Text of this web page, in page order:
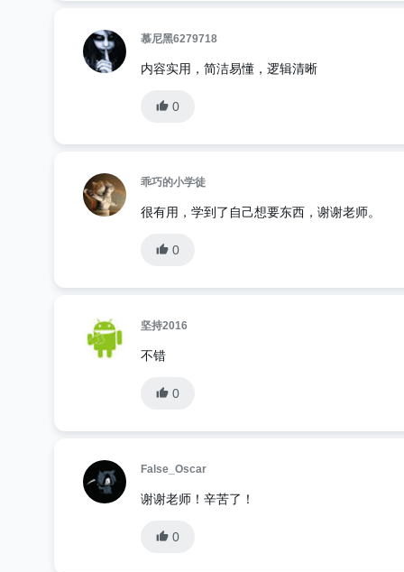
慕尼黑6279718
内容实用，简洁易懂，逻辑清晰
0
乖巧的小学徒
很有用，学到了自己想要东西，谢谢老师。
0
坚持2016
不错
0
False_Oscar
谢谢老师！辛苦了！
0